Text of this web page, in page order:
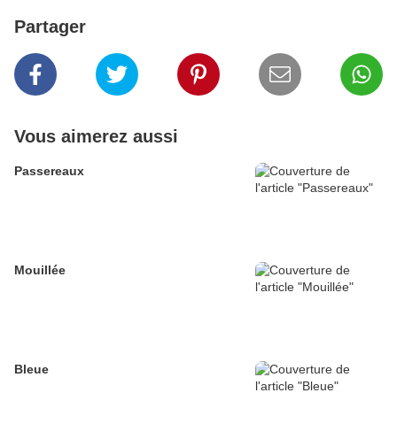
Partager
Vous aimerez aussi
Passereaux
Mouillée
Bleue